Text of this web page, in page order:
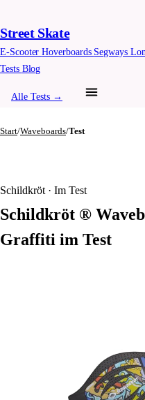
Street Skate
E-ScooterHoverboards Segways
Tests Blog
Alle Tests →
Start/Waveboards/Test
Schildkröt · Im Test
Schildkröt ®
Graffiti im Test